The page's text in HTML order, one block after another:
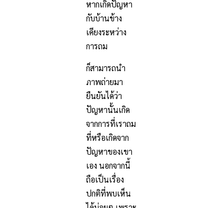
หากเกิดปัญหา
กับบ้านข้าง
เคียงระหว่าง
การถม
ก็สามารถนำ
ภาพถ่ายมา
ยืนยันได้ว่า
ปัญหานั้นเกิด
จากการที่เราถม
ที่หรือเกิดจาก
ปัญหาของเขา
เอง นอกจากนี้
ถือเป็นเรื่อง
ปกติที่พบเห็น